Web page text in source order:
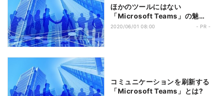
ほかのツールにはない
「Microsoft Teams」の魅力
とは?
2020/06/01 08:00 - PR -
コミュニケーションを刷新する
「Microsoft Teams」とは?